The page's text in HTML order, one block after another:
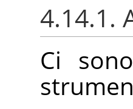
4.14.1.
Ci